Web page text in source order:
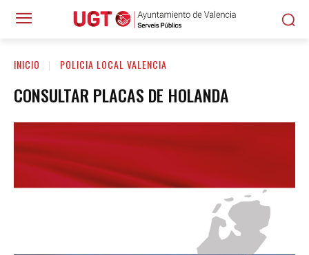
INICIO POLICIA LOCAL VALENCIA
CONSULTAR PLACAS DE HOLANDA